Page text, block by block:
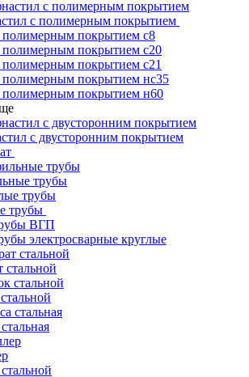
с полимерным покрытием
покрытием с8
покрытием с20
покрытием с21
покрытием нс35
покрытием н60
с двусторонним покрытием
трубы
трубы
ВГП
электросварные круглые
стальной